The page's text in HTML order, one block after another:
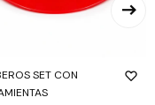
SET CON